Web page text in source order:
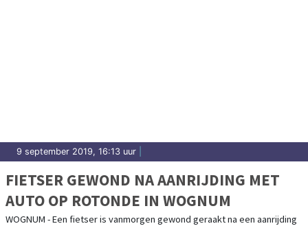
9 september 2019, 16:13 uur
FIETSER GEWOND NA AANRIJDING MET
AUTO OP ROTONDE IN WOGNUM
WOGNUM - Een fietser is vanmorgen gewond geraakt na een aanrijding